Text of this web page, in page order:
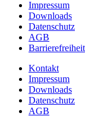
Impressum
Downloads
Datenschutz
AGB
Barrierefreiheit
Kontakt
Impressum
Downloads
Datenschutz
AGB